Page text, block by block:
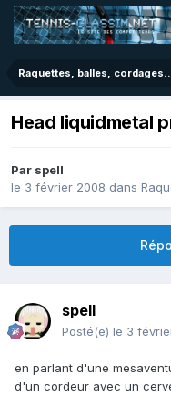
Raquettes, balles,
Head liquidmetal
Par spell
le 3 février 2008 dans
spell
Posté(e) le 3
en parlant d'une
d'un cordeur avec un